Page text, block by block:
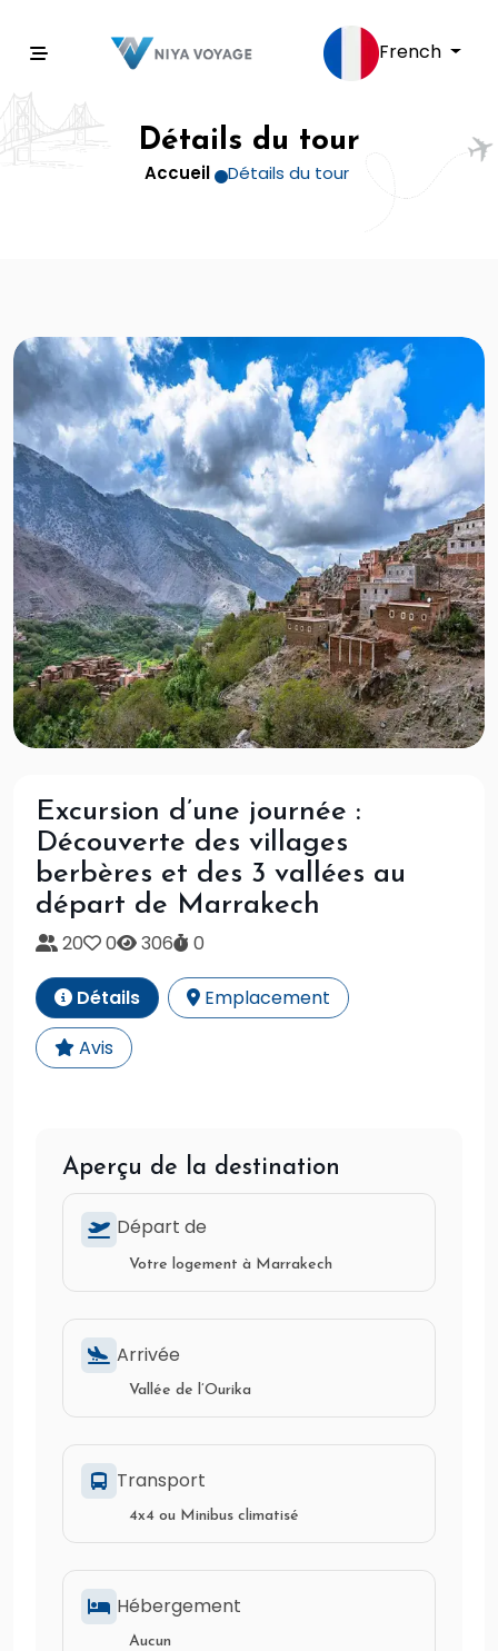
French
Détails du tour
Accueil Détails du tour
Excursion d’une journée :
Découverte des villages
berbères et des 3 vallées au
départ de Marrakech
20 0 306 0
Détails
Emplacement
Avis
Aperçu de la destination
Départ de
Votre logement à Marrakech
Arrivée
Vallée de l’Ourika
Transport
4x4 ou Minibus climatisé
Hébergement
Aucun